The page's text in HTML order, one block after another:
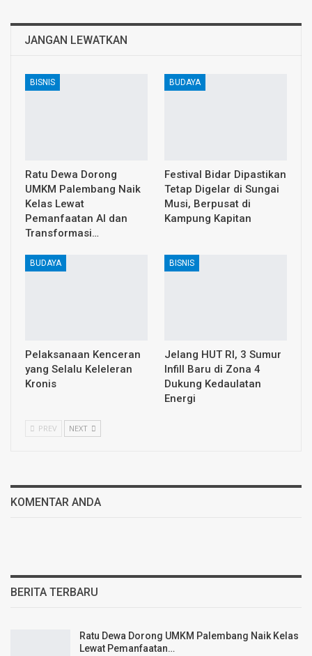
JANGAN LEWATKAN
BISNIS
Ratu Dewa Dorong
UMKM Palembang Naik
Kelas Lewat
Pemanfaatan AI dan
Transformasi…
BUDAYA
Festival Bidar Dipastikan
Tetap Digelar di Sungai
Musi, Berpusat di
Kampung Kapitan
BUDAYA
Pelaksanaan Kenceran
yang Selalu Keleleran
Kronis
BISNIS
Jelang HUT RI, 3 Sumur
Infill Baru di Zona 4
Dukung Kedaulatan
Energi
PREV NEXT
KOMENTAR ANDA
BERITA TERBARU
Ratu Dewa Dorong UMKM Palembang Naik Kelas
Lewat Pemanfaatan…